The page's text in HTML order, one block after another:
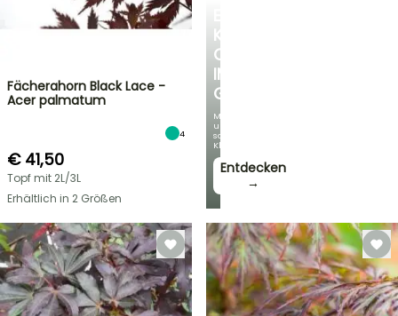
KÜHLE
OASE
IM
GARTEN
Mit
unseren
schönsten
Kletterpflanzen!
Entdecken
→
Fächerahorn Black Lace -
Acer palmatum
4
€ 41,50
Topf mit 2L/3L
Erhältlich in 2 Größen